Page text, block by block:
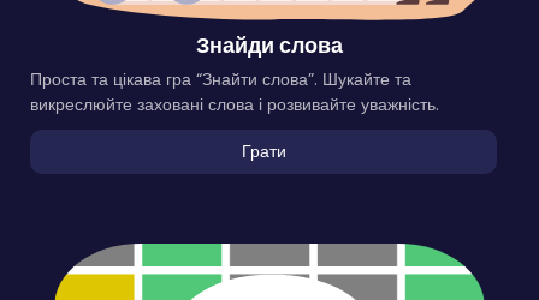
Знайди слова
Проста та цікава гра “Знайти слова”. Шукайте та
викреслюйте заховані слова і розвивайте уважність.
Грати